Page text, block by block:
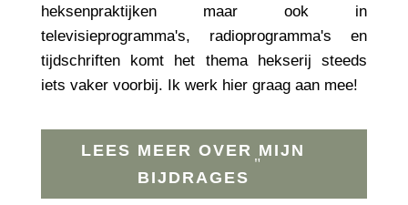
heksenpraktijken maar ook in
televisieprogramma's, radioprogramma's en
tijdschriften komt het thema hekserij steeds
iets vaker voorbij. Ik werk hier graag aan mee!
LEES MEER OVER MIJN
BIJDRAGES